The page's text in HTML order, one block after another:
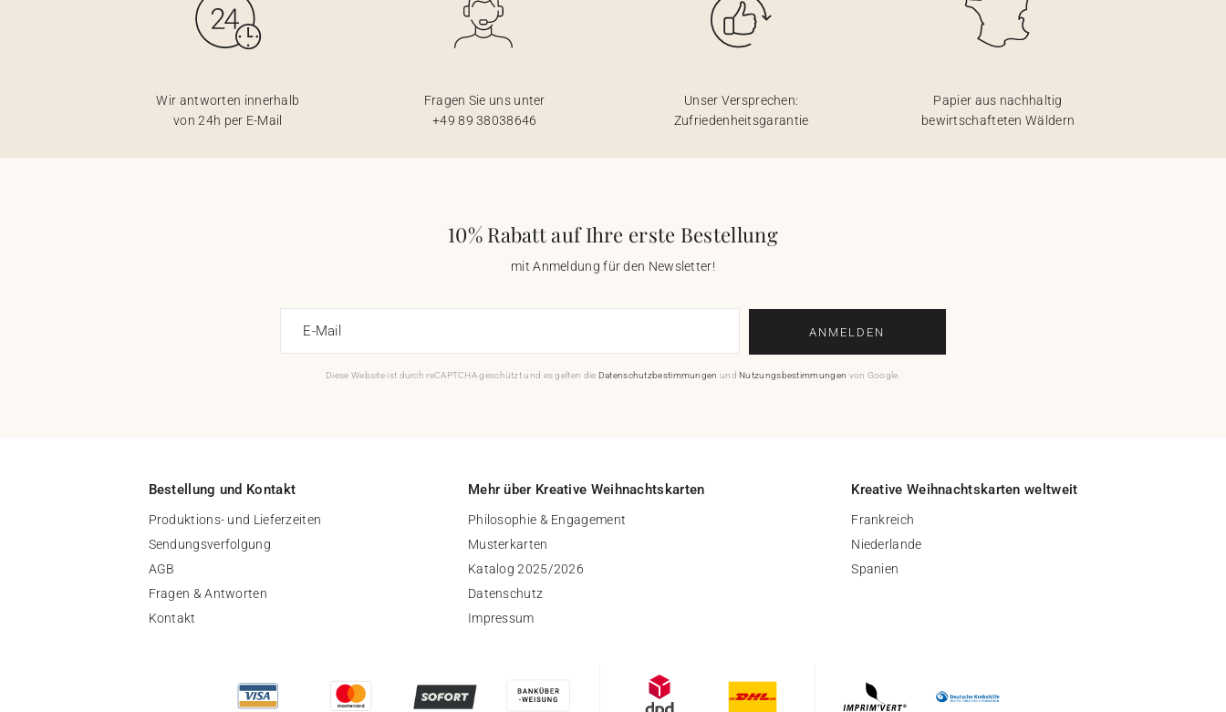
Wir antworten innerhalb
von 24h per E-Mail
Fragen Sie uns unter
+49 89 38038646
Unser Versprechen:
Zufriedenheitsgarantie
Papier aus nachhaltig
bewirtschafteten Wäldern
10% Rabatt auf Ihre erste Bestellung
mit Anmeldung für den Newsletter!
E-Mail ANMELDEN
Diese Website ist durch reCAPTCHA geschützt und es gelten die Datenschutzbestimmungen und Nutzungsbestimmungen von Google.
Bestellung und Kontakt
Produktions- und Lieferzeiten
Sendungsverfolgung
AGB
Fragen & Antworten
Kontakt
Mehr über Kreative Weihnachtskarten
Philosophie & Engagement
Musterkarten
Katalog 2025/2026
Datenschutz
Impressum
Kreative Weihnachtskarten weltweit
Frankreich
Niederlande
Spanien